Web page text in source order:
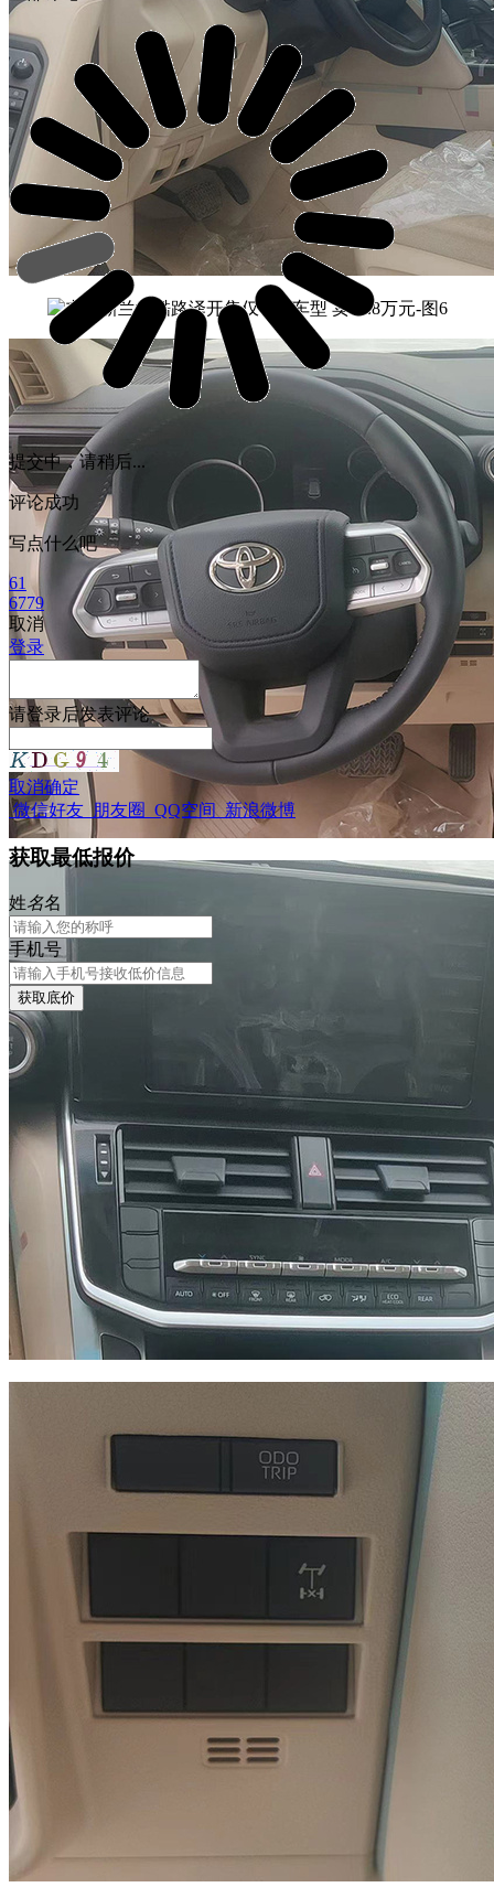
提交中，请稍后...
评论成功
写点什么吧
61
6779
取消
登录
请登录后发表评论
取消确定
微信好友 朋友圈 QQ空间 新浪微博
获取最低报价
姓名名
手机号
获取底价